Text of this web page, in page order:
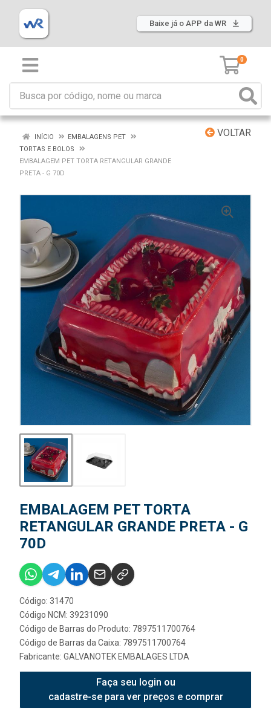
Baixe já o APP da WR
0
VOLTAR
INÍCIO
EMBALAGENS PET
TORTAS E BOLOS
EMBALAGEM PET TORTA RETANGULAR GRANDE
PRETA - G 70D
EMBALAGEM PET TORTA
RETANGULAR GRANDE PRETA - G
70D
Código: 31470
Código NCM: 39231090
Código de Barras do Produto: 7897511700764
Código de Barras da Caixa: 7897511700764
Fabricante: GALVANOTEK EMBALAGES LTDA
Faça seu login ou
cadastre-se para ver preços e comprar